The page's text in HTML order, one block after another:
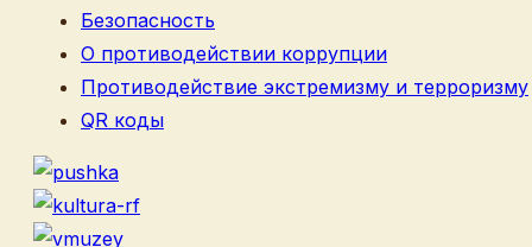
Безопасность
О противодействии коррупции
Противодействие экстремизму и терроризму
QR коды